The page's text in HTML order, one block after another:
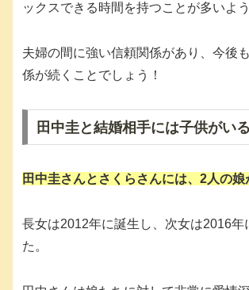
ックスできる時間を持つことが多いよう
夫婦の間に強い信頼関係があり、今後
係が続くことでしょう！
田中圭と結婚相手には子供がい
田中圭さんとさくらさんには、2人の娘
長女は2012年に誕生し、次女は2016年
た。